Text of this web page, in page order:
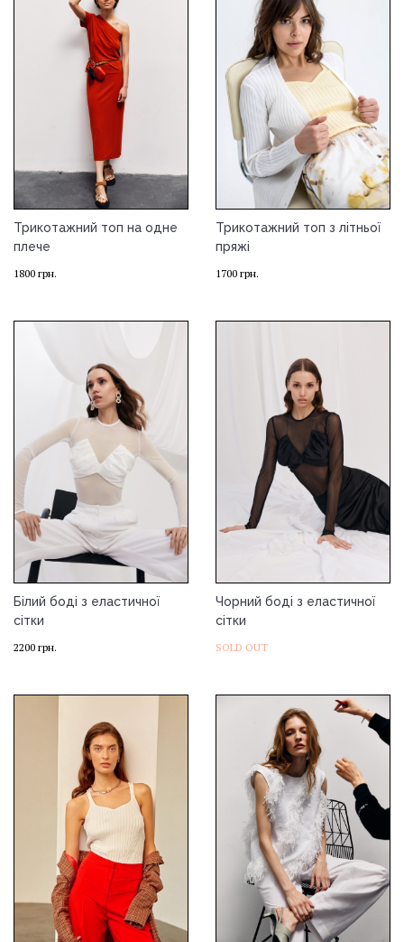
Трикотажний топ на одне
плече
1800 грн.
Трикотажний топ з літньої
пряжі
1700 грн.
Білий боді з еластичної
сітки
2200 грн.
Чорний боді з еластичної
сітки
SOLD OUT